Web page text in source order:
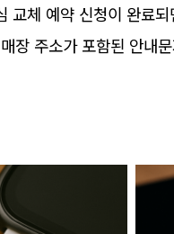
교체 예약 신청이 완료
장 주소가 포함된 안내